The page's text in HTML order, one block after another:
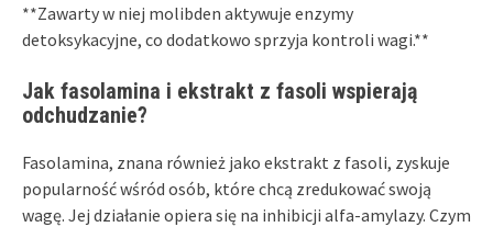
**Zawarty w niej molibden aktywuje enzymy
detoksykacyjne, co dodatkowo sprzyja kontroli wagi.**
Jak fasolamina i ekstrakt z fasoli wspierają
odchudzanie?
Fasolamina, znana również jako ekstrakt z fasoli, zyskuje
popularność wśród osób, które chcą zredukować swoją
wagę. Jej działanie opiera się na inhibicji alfa-amylazy. Czym